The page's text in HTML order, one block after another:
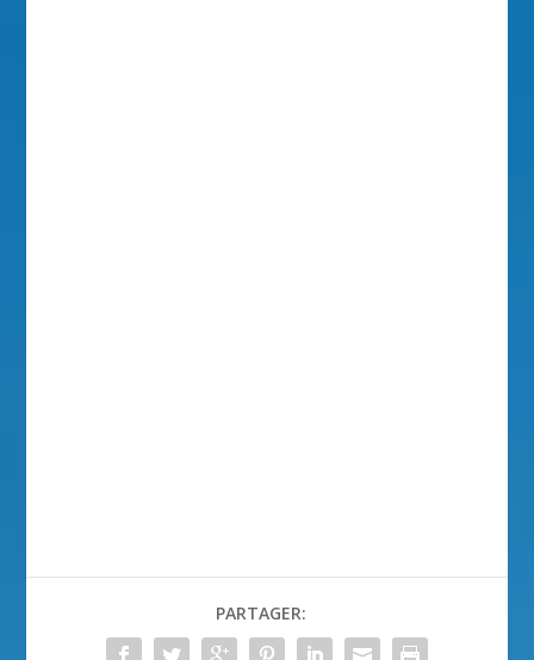
PARTAGER: